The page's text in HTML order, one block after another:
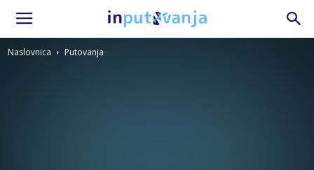
Naslovnica Putovanja